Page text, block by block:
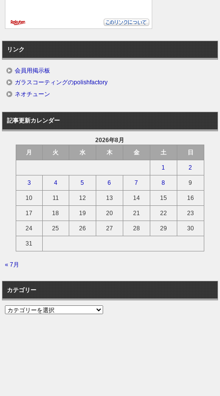
リンク
会員用掲示板
ガラスコーティングのpolishfactory
ネオチューン
記事更新カレンダー
2026年8月
月
火 水 木 金 土 日
1 2
3 4 5 6 7 8 9
10 11 12 13 14 15 16
17 18 19 20 21 22 23
24 25 26 27 28 29 30
31
« 7月
カテゴリー
カ